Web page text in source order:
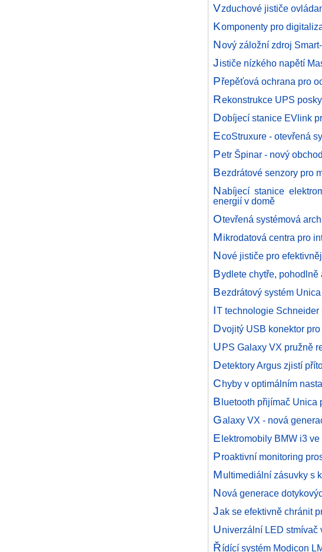
Vzduchové jističe
Komponenty pro
Nový záložní zdroj
Jističe nízkého napětí
Přepěťová ochrana pro
Rekonstrukce UPS
Dobíjecí stanice EVlink
EcoStruxure - otevřená
Petr Špinar - nový
Bezdrátové senzory pro
Nabíjecí stanice
energií v domě
Otevřená systémová
Mikrodatová centra pro
Nové jističe pro
Bydlete chytře, pohodlně
Bezdrátový systém
IT technologie
Dvojitý USB konektor
UPS Galaxy VX pružně
Detektory Argus zjistí
Chyby v optimálním
Bluetooth přijímač Unica
Galaxy VX - nová
Elektromobily BMW i3
Proaktivní monitoring
Multimediální zásuvky s
Nová generace
Jak se efektivně chránit
Univerzální LED stmívač
Řídící systém Modicon